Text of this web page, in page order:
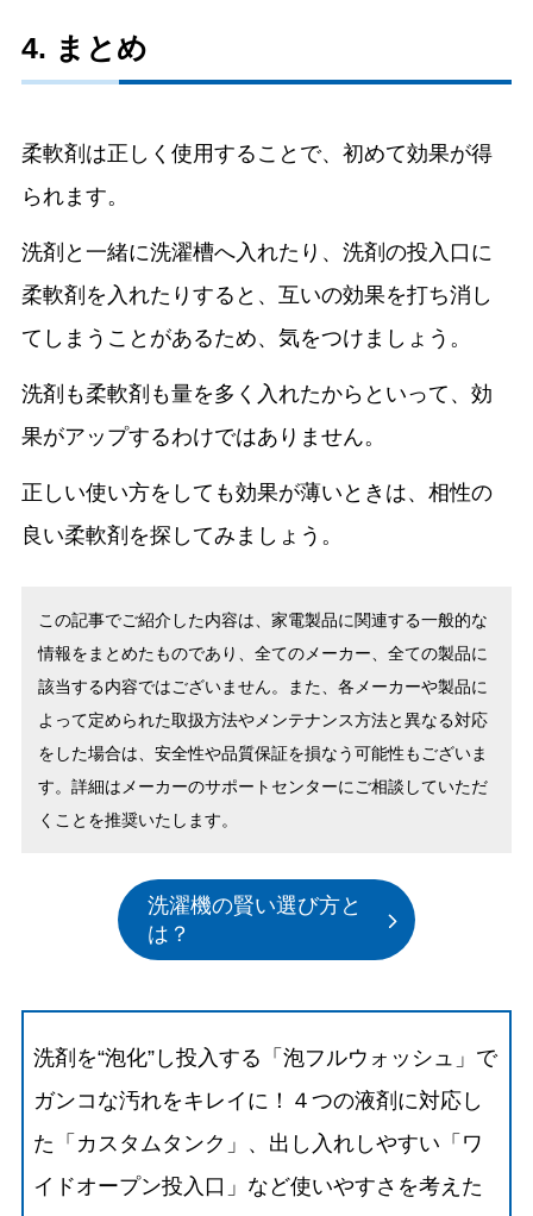
4. まとめ
柔軟剤は正しく使用することで、初めて効果が得
られます。
洗剤と一緒に洗濯槽へ入れたり、洗剤の投入口に
柔軟剤を入れたりすると、互いの効果を打ち消し
てしまうことがあるため、気をつけましょう。
洗剤も柔軟剤も量を多く入れたからといって、効
果がアップするわけではありません。
正しい使い方をしても効果が薄いときは、相性の
良い柔軟剤を探してみましょう。
この記事でご紹介した内容は、家電製品に関連する一般的な
情報をまとめたものであり、全てのメーカー、全ての製品に
該当する内容ではございません。また、各メーカーや製品に
よって定められた取扱方法やメンテナンス方法と異なる対応
をした場合は、安全性や品質保証を損なう可能性もございま
す。詳細はメーカーのサポートセンターにご相談していただ
くことを推奨いたします。
洗濯機の賢い選び方と
は？
洗剤を“泡化”し投入する「泡フルウォッシュ」で
ガンコな汚れをキレイに！４つの液剤に対応し
た「カスタムタンク」、出し入れしやすい「ワ
イドオープン投入口」など使いやすさを考えた